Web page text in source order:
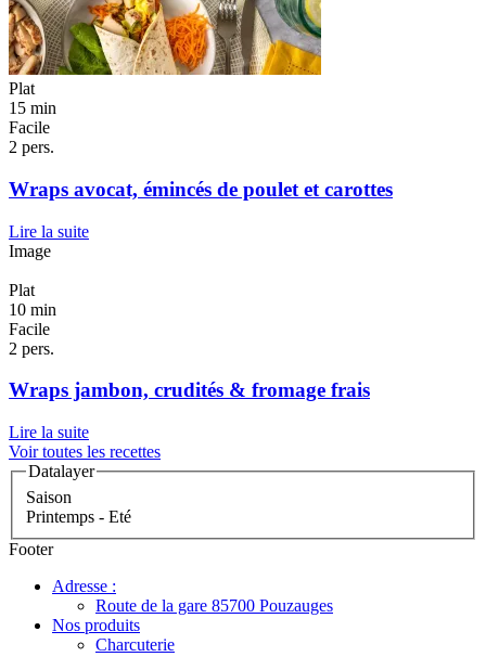
Plat
15 min
Facile
2 pers.
Wraps avocat, émincés de poulet et carottes
Lire la suite
Image
Plat
10 min
Facile
2 pers.
Wraps jambon, crudités & fromage frais
Lire la suite
Voir toutes les recettes
Datalayer
Saison
Printemps - Eté
Footer
Adresse :
Route de la gare 85700 Pouzauges
Nos produits
Charcuterie